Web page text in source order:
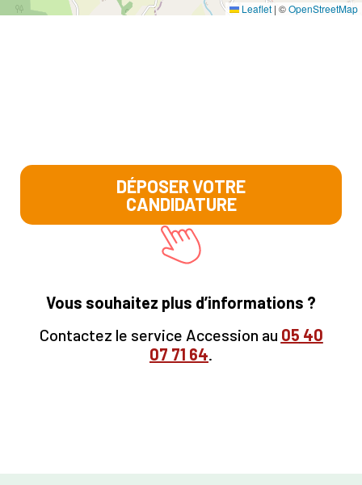
Leaflet | ©OpenStreetMap
DÉPOSER VOTRE
CANDIDATURE
Vous souhaitez plus d’informations ?
Contactez le service Accession au 05 40
07 71 64.